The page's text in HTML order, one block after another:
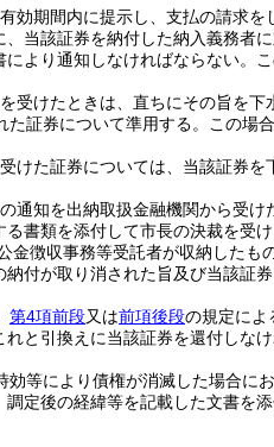
期間内に提示し、支払の請求を
当該証券を納付した納入義務者
より通知しなければならない。
受けたときは、直ちにその旨を下
証券について準用する。 この場
けた証券については、当該証券
通知を出納取扱金融機関から受
書類を添付して市長の決裁を受
金徴収事務等受託者が収納したも
付が取り消された旨及び当該証
第4項前段又は前項後段の規定によ
と引換えに当該証券を還付しなけ
等により債権が消滅した場合に
定後の経緯等を記載した文書を